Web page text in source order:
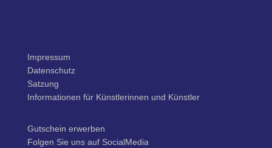
Impressum
Datenschutz
Satzung
Informationen für Künstlerinnen und Künstler
Gutschein erwerben
Folgen Sie uns auf SocialMedia